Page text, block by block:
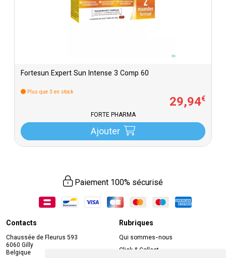
Fortesun Expert Sun Intense 3 Comp 60
Plus que 3 en stock
29,94€
FORTÉ PHARMA
Ajouter
Paiement 100% sécurisé
Contacts
Chaussée de Fleurus 593
6060 Gilly
Belgique
Rubriques
Qui sommes-nous
Click & Collect